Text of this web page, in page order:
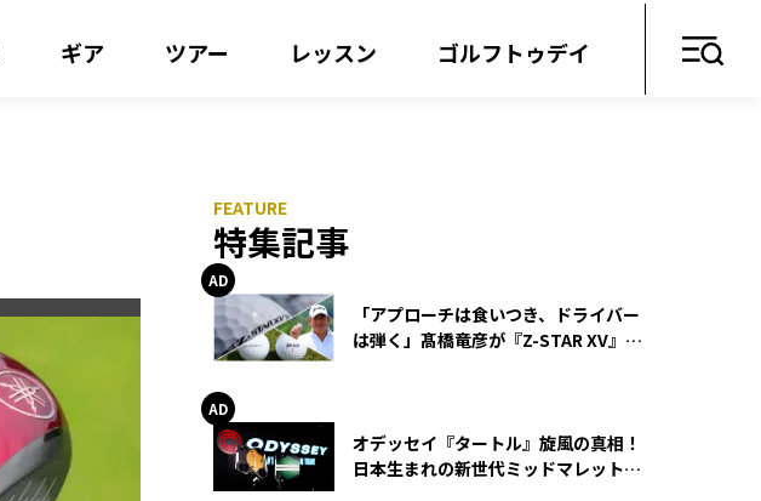
ギア ツアー レッスン ゴルフトゥデイ
特集記事
「アプローチは食いつき、ドライバー
は弾く」髙橋竜彦が『Z-STAR XV』を
オデッセイ『タートル』旋風の真相！
日本生まれの新世代ミッドマレットが